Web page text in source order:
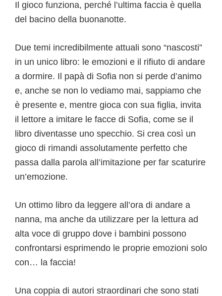
Il gioco funziona, perché l’ultima faccia è quella
del bacino della buonanotte.
Due temi incredibilmente attuali sono “nascosti”
in un unico libro: le emozioni e il rifiuto di andare
a dormire. Il papà di Sofia non si perde d’animo
e, anche se non lo vediamo mai, sappiamo che
è presente e, mentre gioca con sua figlia, invita
il lettore a imitare le facce di Sofia, come se il
libro diventasse uno specchio. Si crea così un
gioco di rimandi assolutamente perfetto che
passa dalla parola all’imitazione per far scaturire
un’emozione.
Un ottimo libro da leggere all’ora di andare a
nanna, ma anche da utilizzare per la lettura ad
alta voce di gruppo dove i bambini possono
confrontarsi esprimendo le proprie emozioni solo
con… la faccia!
Una coppia di autori straordinari che sono stati